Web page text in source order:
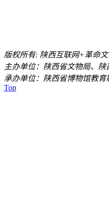
版权所有: 陕西互联网+革命
主办单位：陕西省文物局、陕
承办单位：陕西省博物馆教育
Top